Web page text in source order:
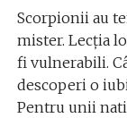
Scorpionii au
mister. Lecția
fi vulnerabili.
descoperi o
Pentru unii